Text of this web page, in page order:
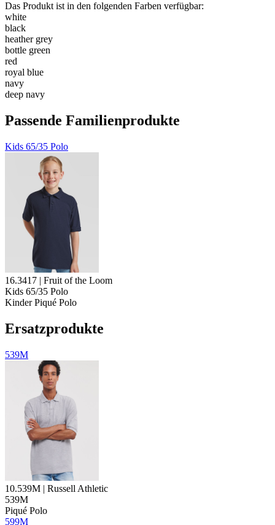
Das Produkt ist in den folgenden Farben verfügbar:
white
black
heather grey
bottle green
red
royal blue
navy
deep navy
Passende Familienprodukte
Kids 65/35 Polo
16.3417 | Fruit of the Loom
Kids 65/35 Polo
Kinder Piqué Polo
Ersatzprodukte
539M
10.539M | Russell Athletic
539M
Piqué Polo
599M